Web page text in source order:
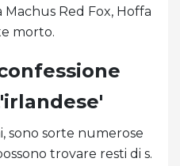
Red Fox, Hoffa
morto.
sono sorte numerose
trovare resti di s.